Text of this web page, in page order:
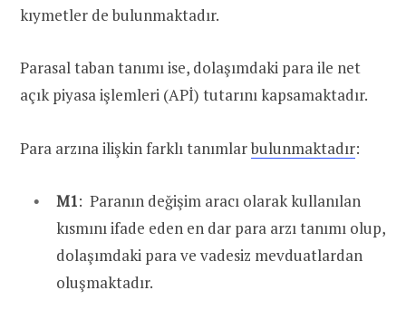
kıymetler de bulunmaktadır.
Parasal taban tanımı ise, dolaşımdaki para ile net
açık piyasa işlemleri (APİ) tutarını kapsamaktadır.
Para arzına ilişkin farklı tanımlarbulunmaktadır:
M1: Paranın değişim aracı olarak kullanılan
kısmını ifade eden en dar para arzı tanımı olup,
dolaşımdaki para ve vadesiz mevduatlardan
oluşmaktadır.